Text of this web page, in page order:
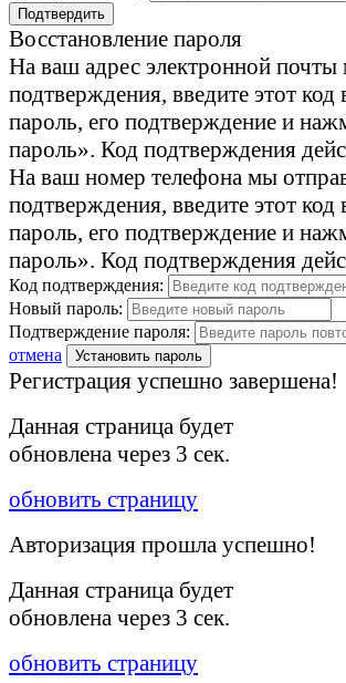
Подтвердить
Восстановление пароля
На ваш адрес электронной
подтверждения, введите этот
пароль, его подтверждение и
пароль». Код подтверждения
На ваш номер телефона мы
подтверждения, введите этот
пароль, его подтверждение и
пароль». Код подтверждения
Код подтверждения:
Новый пароль:
Подтверждение пароля:
отмена
Установить пароль
Регистрация успешно завершена!
Данная страница будет
обновлена через 3 сек.
обновить страницу
Авторизация прошла успешно!
Данная страница будет
обновлена через 3 сек.
обновить страницу